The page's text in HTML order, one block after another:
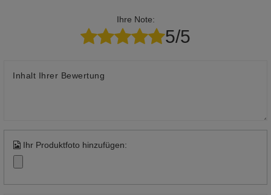
Ihre Note:
5/5
Inhalt Ihrer Bewertung
Ihr Produktfoto hinzufügen: